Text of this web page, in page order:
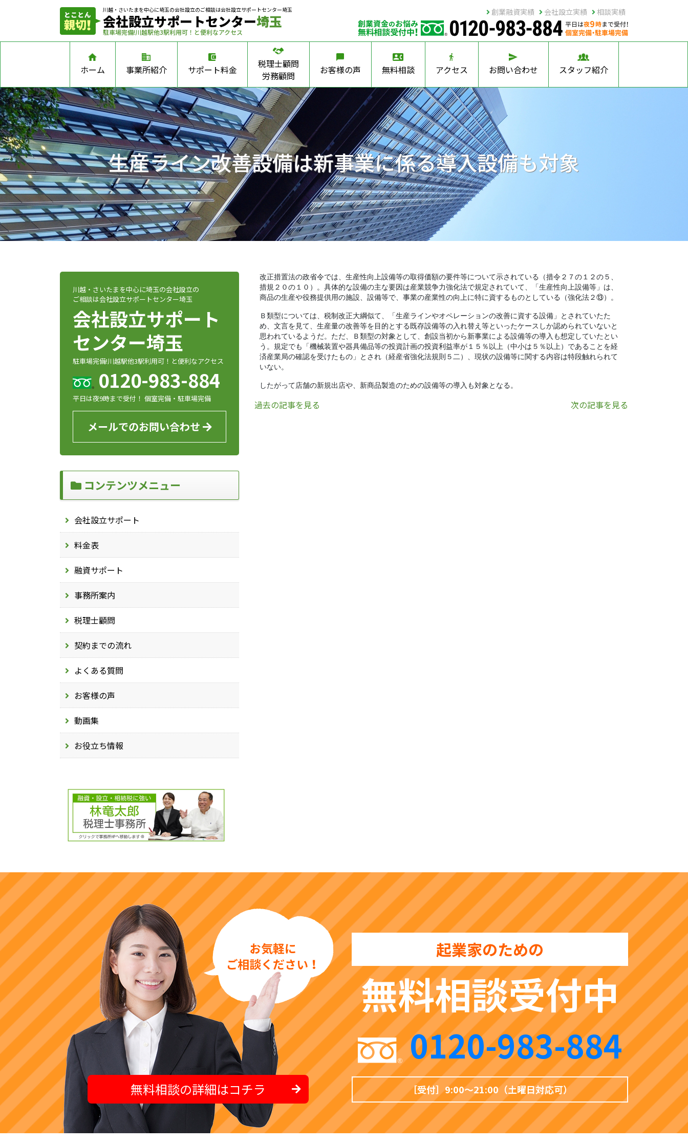
川越・さいたまを中心に埼玉の会社設立のご相談は会社設立サポートセンター埼玉
会社設立サポートセンター埼玉
駐車場完備!川越駅他3駅利用可！と便利なアクセス
創業融資実績 会社設立実績 相談実績
ホーム 事業所紹介 サポート料金
税理士顧問
労務顧問
お客様の声 無料相談 アクセス お問い合わせ スタッフ紹介
生産ライン改善設備は新事業に係る導入設備も対象
川越・さいたまを中心に埼玉の会社設立の
ご相談は会社設立サポートセンター埼玉
会社設立サポート
センター埼玉
駐車場完備!川越駅他3駅利用可！と便利なアクセス
0120-983-884
平日は夜9時まで受付！ 個室完備・駐車場完備
メールでのお問い合わせ
コンテンツメニュー
会社設立サポート
料金表
融資サポート
事務所案内
税理士顧問
契約までの流れ
よくある質問
お客様の声
動画集
お役立ち情報
改正措置法の政省令では、生産性向上設備等の取得価額の要件等について示されている（措令２７の１２の５、
措規２０の１０）。具体的な設備の主な要因は産業競争力強化法で規定されていて、「生産性向上設備等」は、
商品の生産や役務提供用の施設、設備等で、事業の産業性の向上に特に資するものとしている（強化法２⑬）。
Ｂ類型については、税制改正大綱似て、「生産ラインやオペレーションの改善に資する設備」とされていたた
め、文言を見て、生産量の改善等を目的とする既存設備等の入れ替え等といったケースしか認められていないと
思われているようだ。ただ、Ｂ類型の対象として、創設当初から新事業による設備等の導入も想定していたとい
う。規定でも「機械装置や器具備品等の投資計画の投資利益率が１５％以上（中小は５％以上）であることを経
済産業局の確認を受けたもの」とされ（経産省強化法規則５二）、現状の設備等に関する内容は特段触れられて
いない。
したがって店舗の新規出店や、新商品製造のための設備等の導入も対象となる。
過去の記事を見る 次の記事を見る
無料相談の詳細はコチラ
起業家のための
無料相談受付中
0120-983-884
［受付］9:00〜21:00（土曜日対応可）